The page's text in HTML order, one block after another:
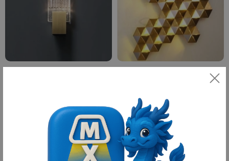
9 100 ₽
1158
оплачено
Настенный светильник Sconce,
2 120 ¥ 29 680 ₽